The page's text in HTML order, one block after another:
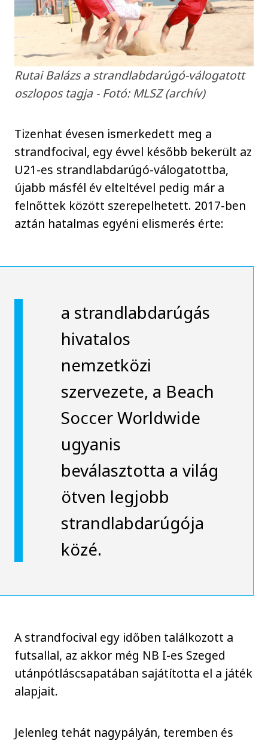
Rutai Balázs a strandlabdarúgó-válogatott
oszlopos tagja - Fotó: MLSZ (archív)
Tizenhat évesen ismerkedett meg a
strandfocival, egy évvel később bekerült az
U21-es strandlabdarúgó-válogatottba,
újabb másfél év elteltével pedig már a
felnőttek között szerepelhetett. 2017-ben
aztán hatalmas egyéni elismerés érte:
a strandlabdarúgás
hivatalos
nemzetközi
szervezete, a Beach
Soccer Worldwide
ugyanis
beválasztotta a világ
ötven legjobb
strandlabdarúgója
közé.
A strandfocival egy időben találkozott a
futsallal, az akkor még NB I-es Szeged
utánpótláscsapatában sajátította el a játék
alapjait.
Jelenleg tehát nagypályán, teremben és